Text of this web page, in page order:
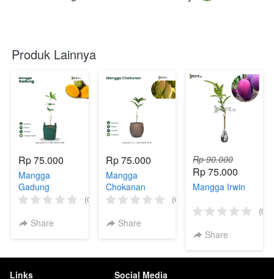
Produk Lainnya
Rp 75.000
Mangga
Gadung
(0)
Share
Rp 75.000
Mangga
Chokanan
(0)
Share
Rp 90.000
Rp 75.000
Mangga Irwin
(0)
Share
Links Social Media